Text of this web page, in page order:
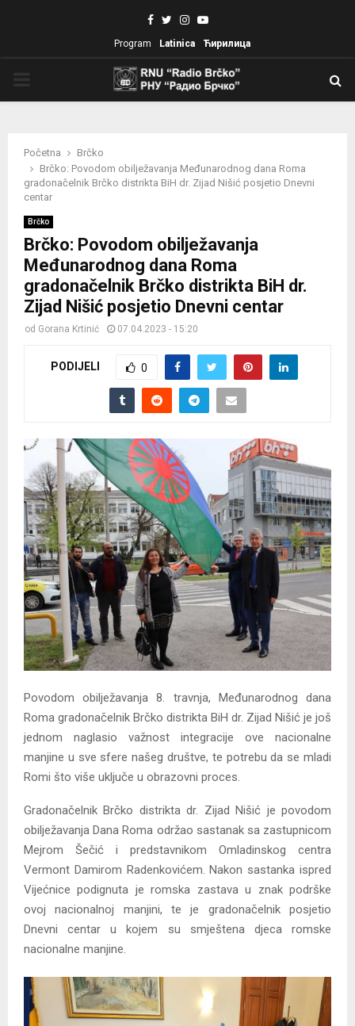
Facebook
TwitterInstagram
Youtube
Program Latinica Ћирилица
Početna
Brčko
Brčko: Povodom obilježavanja Međunarodnog dana Roma
gradonačelnik Brčko distrikta BiH dr. Zijad Nišić posjetio Dnevni
centar
Brčko
Brčko: Povodom obilježavanja
Međunarodnog dana Roma
gradonačelnik Brčko distrikta BiH dr.
Zijad Nišić posjetio Dnevni centar
od Gorana Krtinić 07.04.2023 - 15:20
PODIJELI 0
Povodom obilježavanja 8. travnja, Međunarodnog dana
Roma gradonačelnik Brčko distrikta BiH dr. Zijad Nišić je još
jednom naglasio važnost integracije ove nacionalne
manjine u sve sfere našeg društve, te potrebu da se mladi
Romi što više uključe u obrazovni proces.
Gradonačelnik Brčko distrikta dr. Zijad Nišić je povodom
obilježavanja Dana Roma održao sastanak sa zastupnicom
Mejrom Šečić i predstavnikom Omladinskog centra
Vermont Damirom Radenkovićem. Nakon sastanka ispred
Vijećnice podignuta je romska zastava u znak podrške
ovoj nacionalnoj manjini, te je gradonačelnik posjetio
Dnevni centar u kojem su smještena djeca romske
nacionalne manjine.